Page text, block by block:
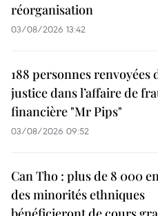
réorganisation
03/08/2026 13:42
188 personnes renvoyées
justice dans l’affaire de
financière "Mr Pips"
03/08/2026 09:52
Can Tho : plus de 8 000
des minorités ethniques